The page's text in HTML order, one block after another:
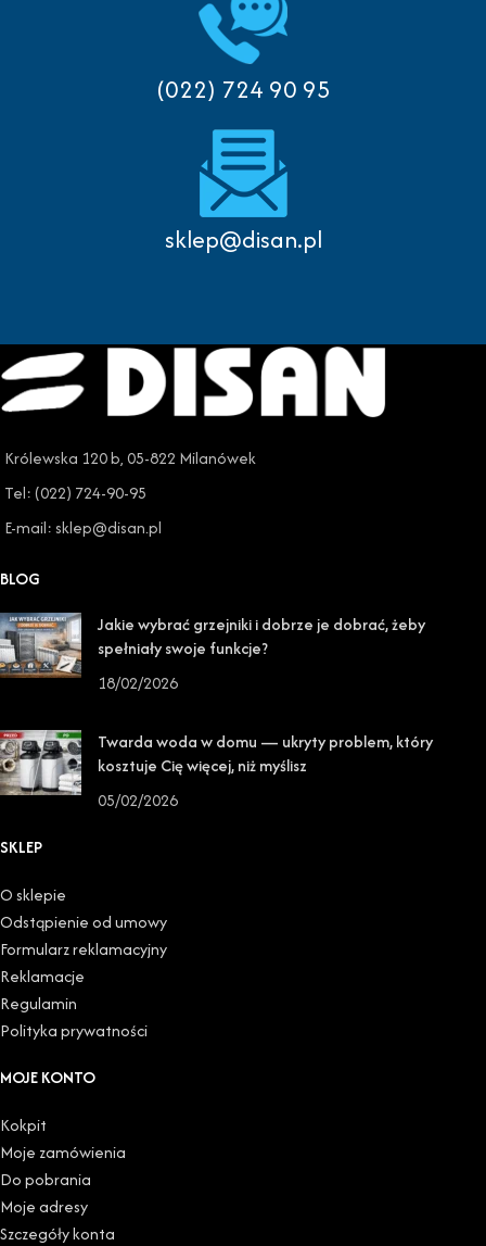
(022) 724 90 95
sklep@disan.pl
Królewska 120 b, 05-822 Milanówek
Tel: (022) 724-90-95
E-mail: sklep@disan.pl
BLOG
Jakie wybrać grzejniki i dobrze je dobrać, żeby
spełniały swoje funkcje?
18/02/2026
Twarda woda w domu — ukryty problem, który
kosztuje Cię więcej, niż myślisz
05/02/2026
SKLEP
O sklepie
Odstąpienie od umowy
Formularz reklamacyjny
Reklamacje
Regulamin
Polityka prywatności
MOJE KONTO
Kokpit
Moje zamówienia
Do pobrania
Moje adresy
Szczegóły konta